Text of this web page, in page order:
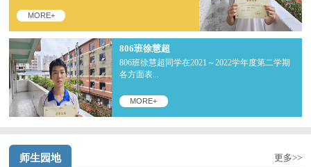
MORE+
806班徐慧超
806班徐慧超同学在2021～2022学年度第二学期
各方面表...
MORE+
师生园地 更多>>